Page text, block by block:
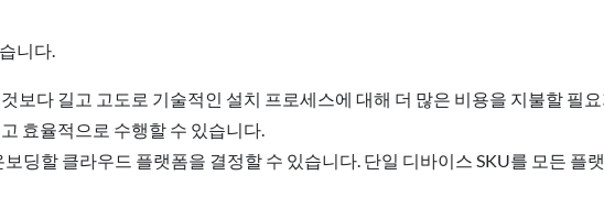
니다.
보다 길고 고도로 기술적인 설치 프로세스에 대해 더 많은 비용을 지불할 필
효율적으로 수행할 수 있습니다.
딩할 클라우드 플랫폼을 결정할 수 있습니다. 단일 디바이스 SKU를 모든 플